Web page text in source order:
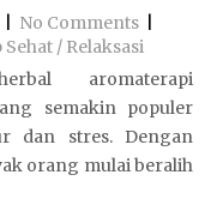
No Comments
/ Relaksasi
aromaterapi
semakin populer
dan stres. Dengan
orang mulai beralih